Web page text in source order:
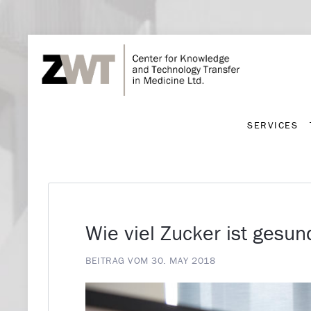
SERVICES
Wie viel Zucker ist
BEITRAG VOM 30. MAY 2018